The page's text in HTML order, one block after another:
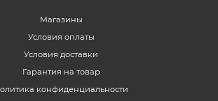
Магазины
Условия оплаты
Условия доставки
Гарантия на товар
конфиденциальности